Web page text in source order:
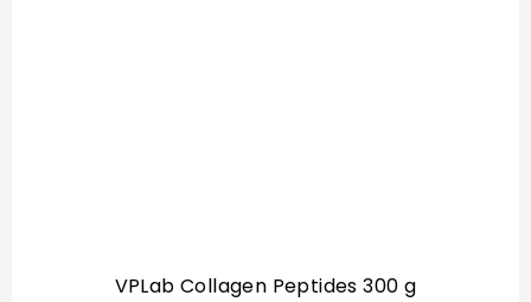
VPLab Collagen Peptides 300 g